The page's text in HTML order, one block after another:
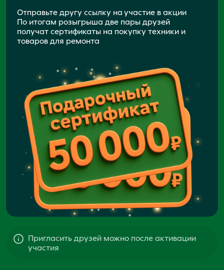
Отправьте другу ссылку на участие в акции
По итогам розыгрыша две пары друзей
получат сертификаты на покупку техники и
товаров для ремонта
Пригласить друзей можно после активации
участия